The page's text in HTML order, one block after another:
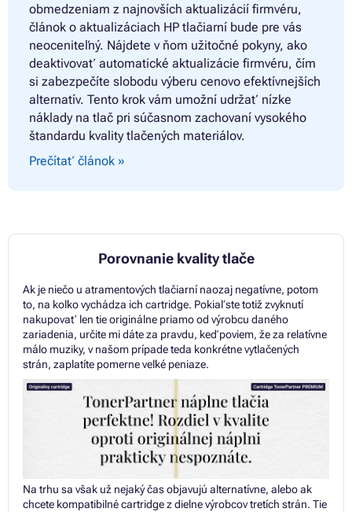
obmedzeniam z najnovších aktualizácií firmvéru,
článok o aktualizáciach HP tlačiarní bude pre vás
neoceniteľný. Nájdete v ňom užitočné pokyny, ako
deaktivovať automatické aktualizácie firmvéru, čím
si zabezpečíte slobodu výberu cenovo efektívnejších
alternatív. Tento krok vám umožní udržať nízke
náklady na tlač pri súčasnom zachovaní vysokého
štandardu kvality tlačených materiálov.
Prečítať článok »
Porovnanie kvality tlače
Ak je niečo u atramentových tlačiarní naozaj negatívne, potom
to, na koľko vychádza ich cartridge. Pokiaľ ste totiž zvyknutí
nakupovať len tie originálne priamo od výrobcu daného
zariadenia, určite mi dáte za pravdu, keď poviem, že za relatívne
málo muziky, v našom prípade teda konkrétne vytlačených
strán, zaplatíte pomerne veľké peniaze.
Na trhu sa však už nejaký čas objavujú alternatívne, alebo ak
chcete kompatibilné cartridge z dielne výrobcov tretích strán. Tie